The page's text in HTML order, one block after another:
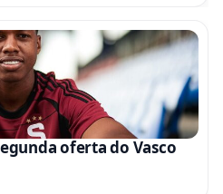
oferta do Vasco